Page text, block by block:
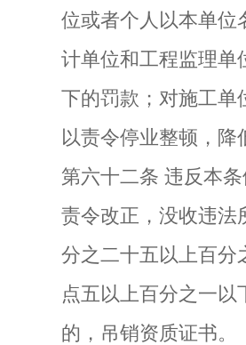
位或者个人以本单位
计单位和工程监理单
下的罚款；对施工单
以责令停业整顿，
第六十二条 违反本
责令改正，没收违法
分之二十五以上百分
点五以上百分之一
的，吊销资质证书。